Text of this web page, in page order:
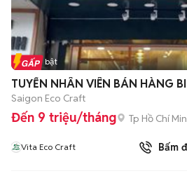
Tin nổi bật
TUYỂN NHÂN VIÊN BÁN HÀNG
Saigon Eco Craft
Đến 9 triệu/tháng Tp Hồ Chí
Vita Eco Craft Bấm